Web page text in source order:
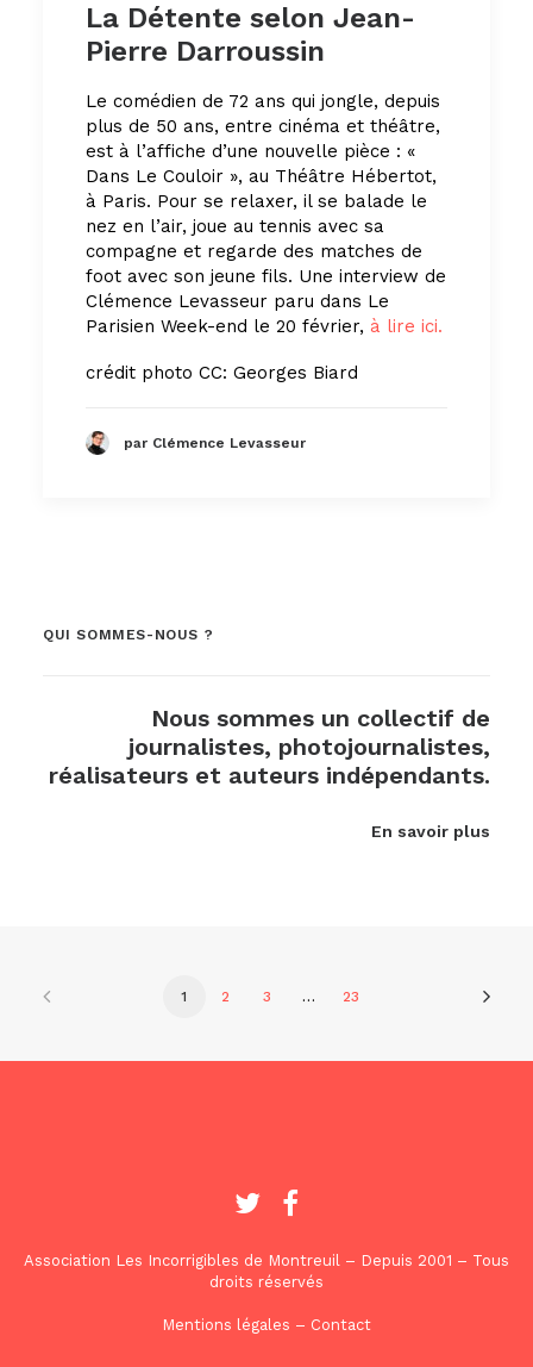
La Détente selon Jean-
Pierre Darroussin
Le comédien de 72 ans qui jongle, depuis
plus de 50 ans, entre cinéma et théâtre,
est à l’affiche d’une nouvelle pièce : «
Dans Le Couloir », au Théâtre Hébertot,
à Paris. Pour se relaxer, il se balade le
nez en l’air, joue au tennis avec sa
compagne et regarde des matches de
foot avec son jeune fils. Une interview de
Clémence Levasseur paru dans Le
Parisien Week-end le 20 février, à lire ici.
crédit photo CC: Georges Biard
par Clémence Levasseur
QUI SOMMES-NOUS ?
Nous sommes un collectif de
journalistes, photojournalistes,
réalisateurs et auteurs indépendants.
En savoir plus
1 2 3 … 23
Association Les Incorrigibles de Montreuil – Depuis 2001 – Tous
droits réservés
Mentions légales – Contact